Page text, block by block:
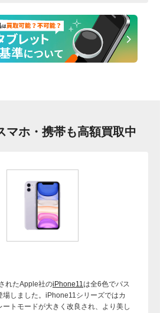
マホ・携帯も高額買取中
れたApple社のiPhone11は全6色でパス
場しました。iPhone11シリーズではカ
ートモードが大きく改良され、より美し